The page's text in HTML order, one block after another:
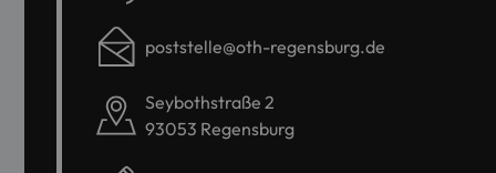
poststelle@oth-regensburg.de
Seybothstraße 2
93053 Regensburg